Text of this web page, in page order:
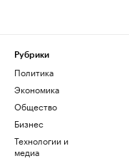
Рубрики
Политика
Экономика
Общество
Бизнес
Технологии и
медиа